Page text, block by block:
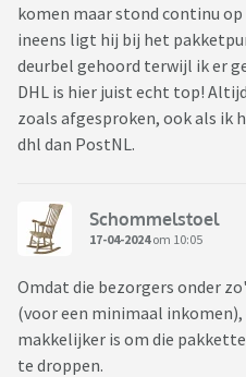
komen maar stond continu
ineens ligt hij bij het
deurbel gehoord terwijl ik er
DHL is hier juist echt top!
zoals afgesproken, ook als ik
dhl dan PostNL.
Schommelstoel
17-04-2024om 10:05
Omdat die bezorgers onder
(voor een minimaal
makkelijker is om die
te droppen.